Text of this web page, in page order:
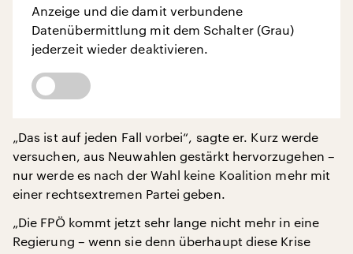
Anzeige und die damit verbundene
Datenübermittlung mit dem Schalter (Grau)
jederzeit wieder deaktivieren.
„Das ist auf jeden Fall vorbei“, sagte er. Kurz werde
versuchen, aus Neuwahlen gestärkt hervorzugehen –
nur werde es nach der Wahl keine Koalition mehr mit
einer rechtsextremen Partei geben.
„Die FPÖ kommt jetzt sehr lange nicht mehr in eine
Regierung – wenn sie denn überhaupt diese Krise